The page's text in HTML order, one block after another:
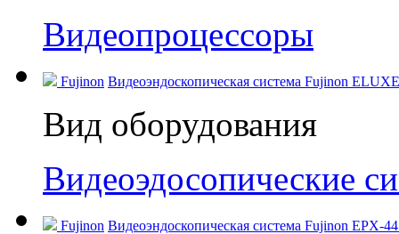
Видеопроцессоры
Fujinon Видеоэндоскопическая система Fujinon
Вид оборудования
Видеоэдосопические
Fujinon Видеоэндоскопическая система Fujinon EPX-